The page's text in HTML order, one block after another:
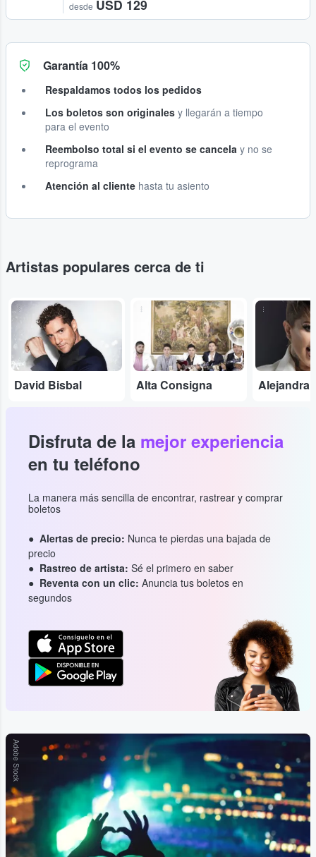
desde USD 129
Garantía 100%
Respaldamos todos los pedidos
Los boletos son originales y llegarán a tiempo
para el evento
Reembolso total si el evento se cancela y no se
reprograma
Atención al cliente hasta tu asiento
Artistas populares cerca de ti
...
David Bisbal Alta Consigna
...
Alejandra
Disfruta de la mejor experiencia
en tu teléfono
La manera más sencilla de encontrar, rastrear y comprar
boletos
Alertas de precio: Nunca te pierdas una bajada de
precio
Rastreo de artista: Sé el primero en saber
Reventa con un clic: Anuncia tus boletos en
segundos
Adobe Stock